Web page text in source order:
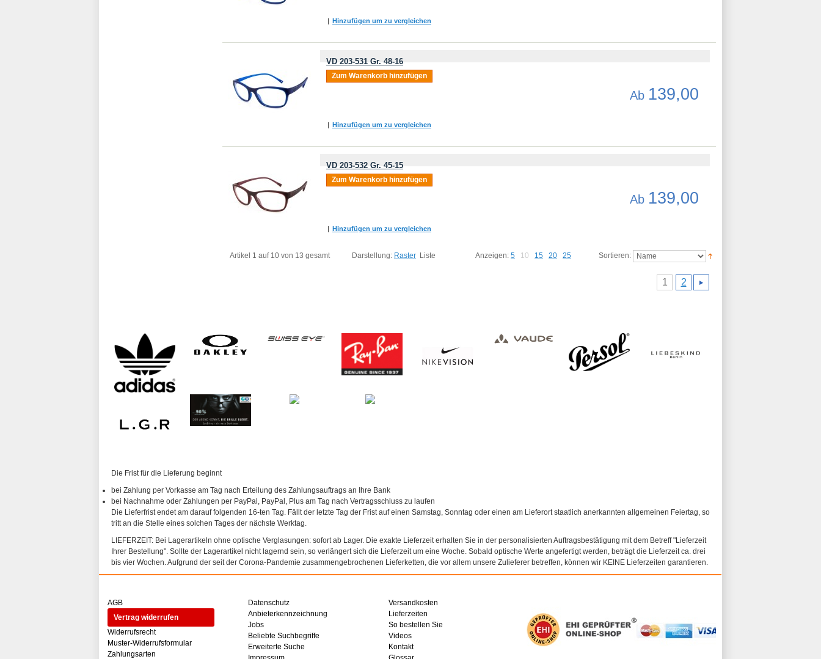
| Hinzufügen um zu vergleichen
VD 203-531 Gr. 48-16
Ab 139,00
Zum Warenkorb hinzufügen
| Hinzufügen um zu vergleichen
VD 203-532 Gr. 45-15
Ab 139,00
Zum Warenkorb hinzufügen
| Hinzufügen um zu vergleichen
Artikel 1 auf 10 von 13 gesamt Sortieren:
Anzeigen: 5 10 15 20 25
Darstellung: Raster Liste
1 2
Die Frist für die Lieferung beginnt
bei Zahlung per Vorkasse am Tag nach Erteilung des Zahlungsauftrags an Ihre Bank
bei Nachnahme oder Zahlungen per PayPal, PayPal, Plus am Tag nach Vertragsschluss zu laufen
Die Lieferfrist endet am darauf folgenden 16-ten Tag. Fällt der letzte Tag der Frist auf einen Samstag, Sonntag oder einen am Lieferort staatlich anerkannten allgemeinen Feiertag, so
tritt an die Stelle eines solchen Tages der nächste Werktag.
LIEFERZEIT: Bei Lagerartikeln ohne optische Verglasungen: sofort ab Lager. Die exakte Lieferzeit erhalten Sie in der personalisierten Auftragsbestätigung mit dem Betreff "Lieferzeit
Ihrer Bestellung". Sollte der Lagerartikel nicht lagernd sein, so verlängert sich die Lieferzeit um eine Woche. Sobald optische Werte angefertigt werden, beträgt die Lieferzeit ca. drei
bis vier Wochen. Aufgrund der seit der Corona-Pandemie zusammengebrochenen Lieferketten, die vor allem unsere Zulieferer betreffen, können wir KEINE Lieferzeiten garantieren.
AGB
Vertrag widerrufen
Widerrufsrecht
Muster-Widerrufsformular
Zahlungsarten
Datenschutz
Anbieterkennzeichnung
Jobs
Beliebte Suchbegriffe
Erweiterte Suche
Versandkosten
Lieferzeiten
So bestellen Sie
Videos
Kontakt